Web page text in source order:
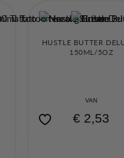
HUSTLE BUTTER
150ML/5OZ
VAN
€ 2,53